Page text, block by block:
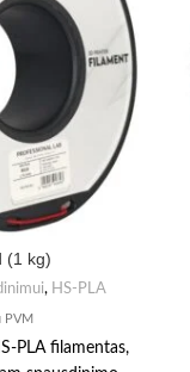
(1 kg)
, HS-PLA
PVM
PLA filamentas,